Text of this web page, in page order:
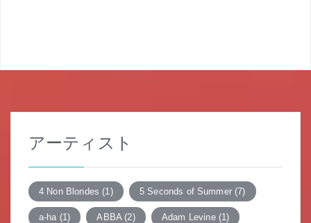
ビ
アーティスト
4 Non Blondes (1) 5 Seconds of Summer(7)
a-ha (1) ABBA(2) Adam Levine(1)